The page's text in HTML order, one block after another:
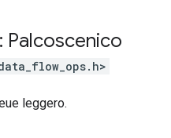
Palcoscenico
leggero.